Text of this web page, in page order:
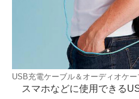
USB充電ケーブル＆オーディオケー
スマホなどに使用できる